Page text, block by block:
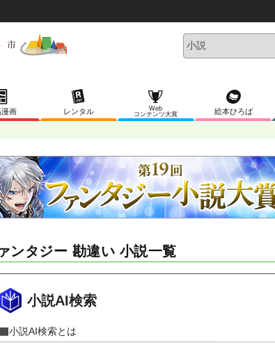
画 レンタル
Web
コンテンツ大賞
絵本ひろば
ンタジー 勘違い 小説一覧
小説AI検索
小説AI検索とは